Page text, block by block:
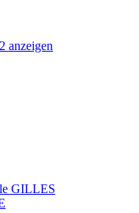
anzeigen
GILLES